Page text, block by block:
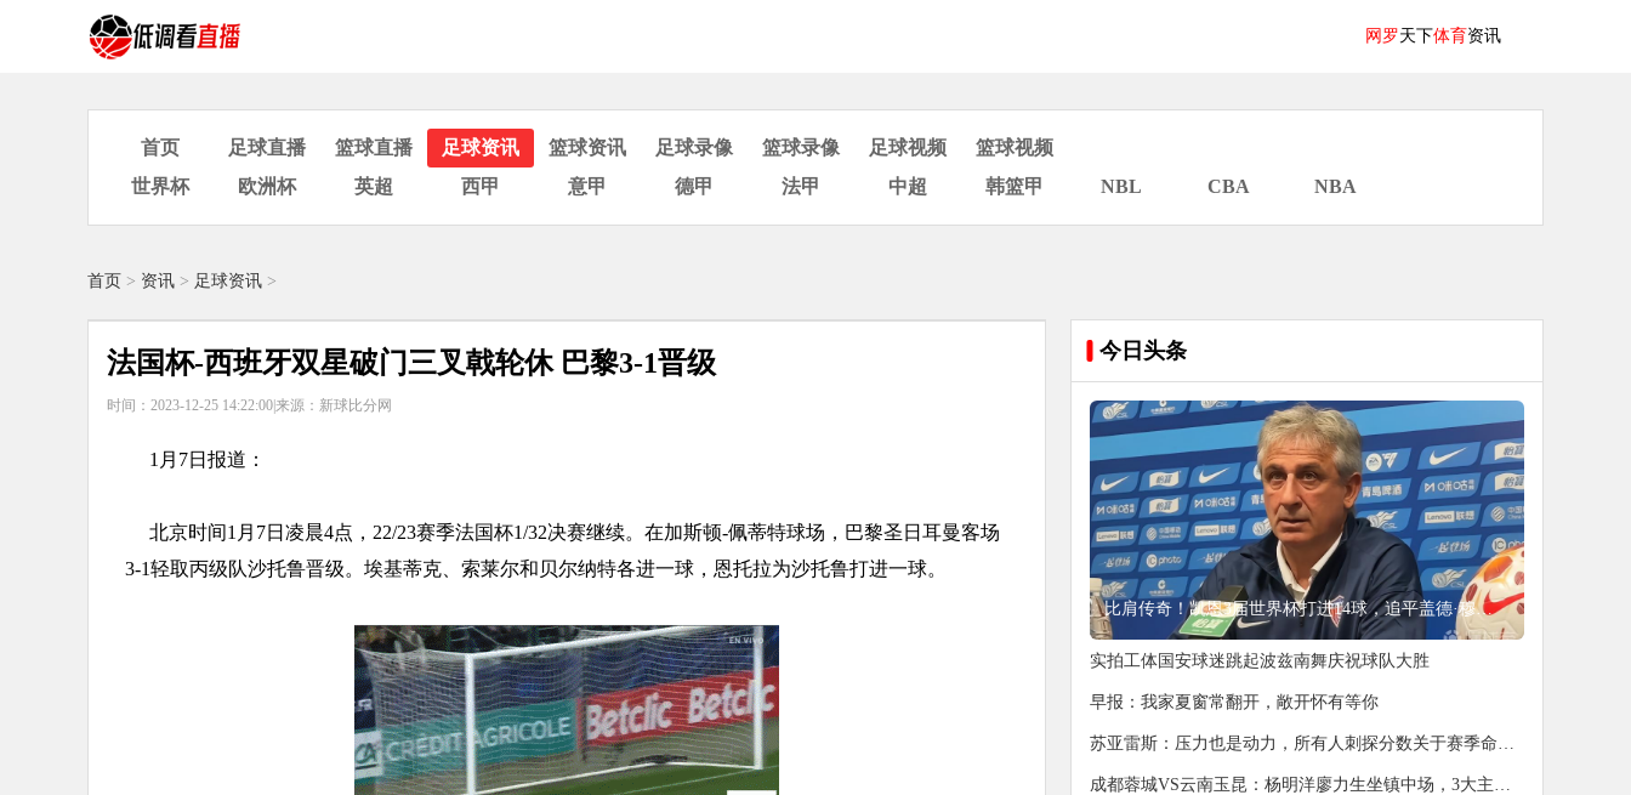
网罗天下体育资讯
首页 足球直播 篮球直播 足球资讯 篮球资讯 足球录像 篮球录像 足球视频
篮球视频
世界杯
欧洲杯 英超 西甲 意甲 德甲 法甲 中超 韩篮甲 NBL CBA NBA
首页 > 资讯 > 足球资讯 >
法国杯-西班牙双星破门三叉戟轮休 巴黎3-1晋级
时间：2023-12-25 14:22:00|来源：新球比分网
1月7日报道：
北京时间1月7日凌晨4点，22/23赛季法国杯1/32决赛继续。在加斯顿-佩蒂特球场，巴黎圣日耳曼客场
3-1轻取丙级队沙托鲁晋级。埃基蒂克、索莱尔和贝尔纳特各进一球，恩托拉为沙托鲁打进一球。
今日头条
比肩传奇！凯恩3届世界杯打进14球，追平盖德·穆勒并排前史第5
实拍工体国安球迷跳起波兹南舞庆祝球队大胜
早报：我家夏窗常翻开，敞开怀有等你
苏亚雷斯：压力也是动力，所有人刺探分数关于赛季命运
成都蓉城VS云南玉昆：杨明洋廖力生坐镇中场，3大主力